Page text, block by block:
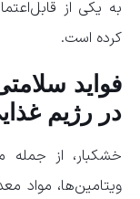
به یکی از
کرده است.
فواید
در رژیم
خشکبار، از
ویتامین‌ها، مواد